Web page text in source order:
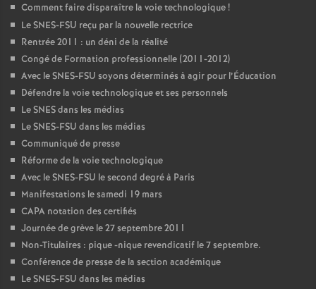
Comment faire disparaître la voie technologique!
Le SNES-FSU reçu par la nouvelle rectrice
Rentrée 2011 : un déni de la réalité
Congé de Formation professionnelle (2011-2012)
Avec le SNES-FSU soyons déterminés à agir pour l’Éducation
Défendre la voie technologique et ses personnels
Le SNES dans les médias
Le SNES-FSU dans les médias
Communiqué de presse
Réforme de la voie technologique
Avec le SNES-FSU le second degré à Paris
Manifestations le samedi 19 mars
CAPA notation des certifiés
Journée de grève le 27 septembre 2011
Non-Titulaires : pique -nique revendicatif le 7 septembre.
Conférence de presse de la section académique
Le SNES-FSU dans les médias